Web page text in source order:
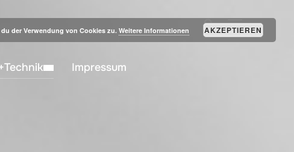
Impressum
der Verwendung von Cookies zu.Weitere Informationen AKZEPTIEREN